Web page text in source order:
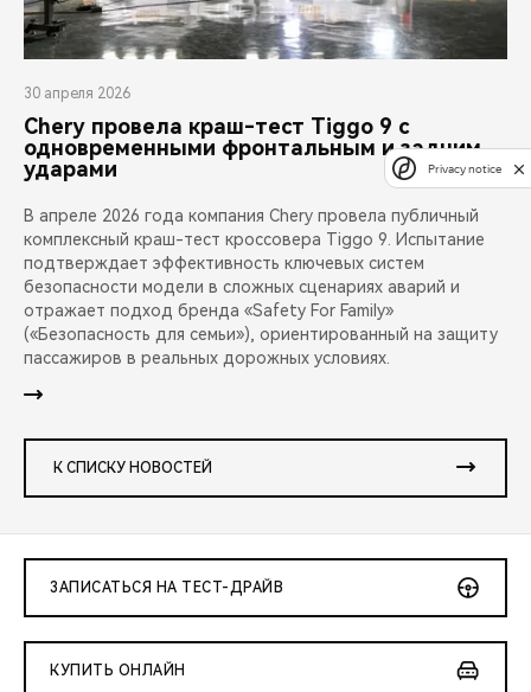
30 апреля 2026
Chery провела краш-тест Tiggo 9 с
одновременными фронтальным и задним
ударами
В апреле 2026 года компания Chery провела публичный
комплексный краш-тест кроссовера Tiggo 9. Испытание
подтверждает эффективность ключевых систем
безопасности модели в сложных сценариях аварий и
отражает подход бренда «Safety For Family»
(«Безопасность для семьи»), ориентированный на защиту
пассажиров в реальных дорожных условиях.
К СПИСКУ НОВОСТЕЙ
ЗАПИСАТЬСЯ НА ТЕСТ-ДРАЙВ
КУПИТЬ ОНЛАЙН
Privacy notice